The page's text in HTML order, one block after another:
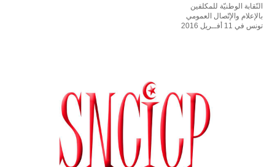
النّقابة الوطنيّة للمكلفين
بالإعلام والإتّصال العمومي
تونس في 11 أفــريل 2016